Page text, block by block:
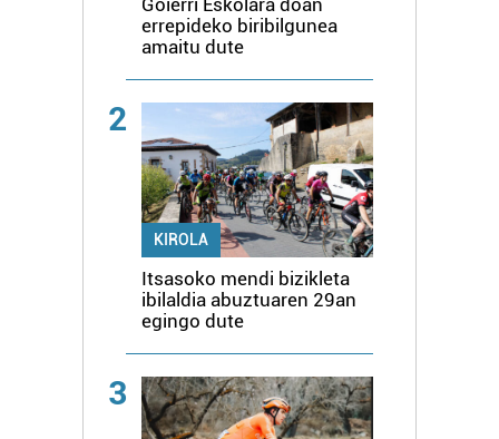
errepideko biribilgunea
amaitu dute
2
KIROLA
Itsasoko mendi bizikleta
ibilaldia abuztuaren 29an
egingo dute
3